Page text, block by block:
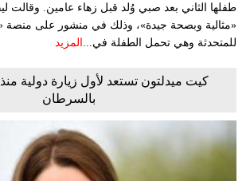
طفلها الثاني بعد صبي وُلد قبل زهاء عامين. وقالت
«مثالية وبصحة جيدة»، وذلك في منشور على
للمتحدثة وهي تحمل الطفلة في... المزيد
كيت ميدلتون تستعد لأول زيارة دولية منذ
بالسرطان